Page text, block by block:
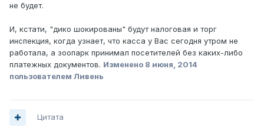
не будет.
И, кстати, "дико шокированы" будут налоговая и торг
инспекция, когда узнает, что касса у Вас сегодня утром не
работала, а зоопарк принимал посетителей без каких-либо
платежных документов. Изменено 8 июня, 2014
пользователем Ливень
Цитата